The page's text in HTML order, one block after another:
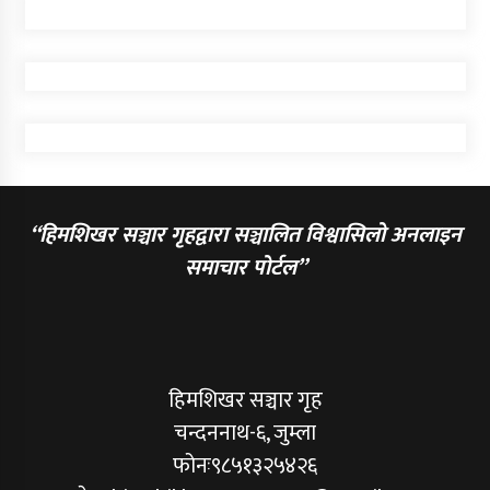
“हिमशिखर सञ्चार गृहद्वारा सञ्चालित विश्वासिलो अनलाइन
समाचार पोर्टल”
हिमशिखर सञ्चार गृह
चन्दननाथ-६, जुम्ला
फोनः९८५१३२५४२६